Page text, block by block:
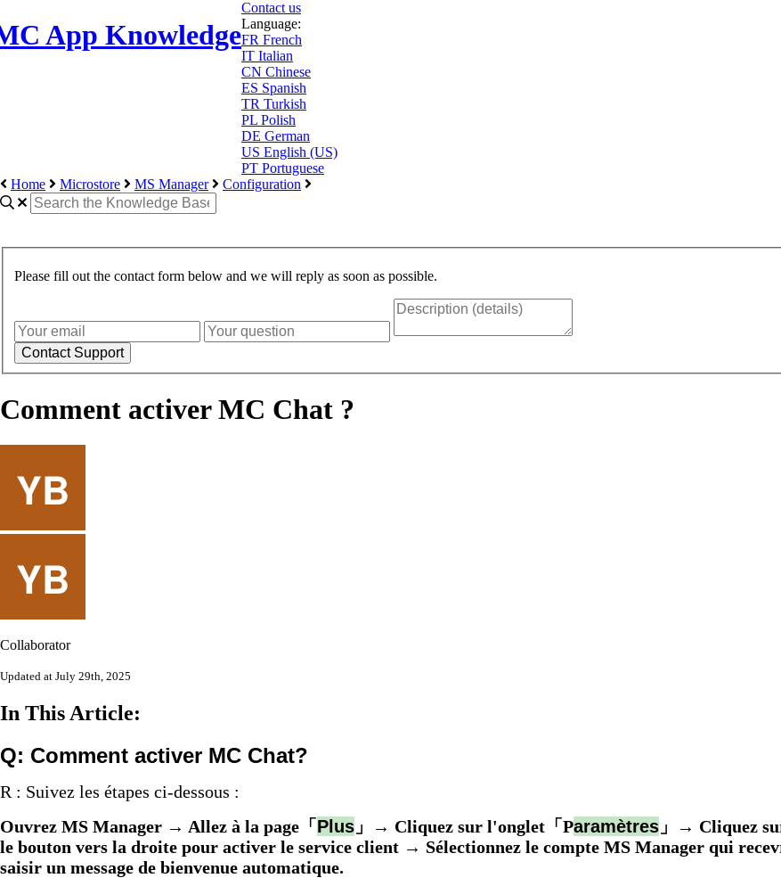
App Knowledge
Contact us
Language:
FR French
IT Italian
CN Chinese
ES Spanish
TR Turkish
PL Polish
DE German
US English (US)
PT Portuguese
Home
Microstore MS Manager Configuration
Please fill out the contact form below and we will reply as soon as possible.
Comment activer MC Chat ?
Collaborator
Updated at July 29th, 2025
In This Article:
Q: Comment activer MC Chat?
R : Suivez les étapes ci-dessous :
Ouvrez MS Manager → Allez à la page「 Plus 」→ Cliquez sur l'onglet「Paramètres 」→ Cliquez
le bouton vers la droite pour activer le service client → Sélectionnez le compte MS Manager qui
saisir un message de bienvenue automatique.